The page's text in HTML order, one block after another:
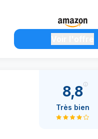
8,8
Très bien